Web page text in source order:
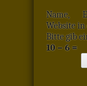
Name,
Website
Bitte gib
10 − 6 =